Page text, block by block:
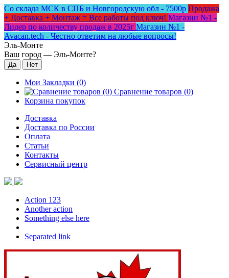
Со склада МСК в СПБ и Новгородскую обл - 7500р Продажа
+ Доставка + Монтаж = Все работы под ключ! Магазин №1 -
Лидер по количеству продаж в 2025г Магазин №1 -
Avacan.tech - Честно ответим на любые вопросы!
Эль-Монте
Ваш город — Эль-Монте?
Мои Закладки (0)
Сравнение товаров (0)
Корзина покупок
Доставка
Доставка по России
Оплата
Статьи
Контакты
Сервисный центр
Action 123
Another action
Something else here
Separated link